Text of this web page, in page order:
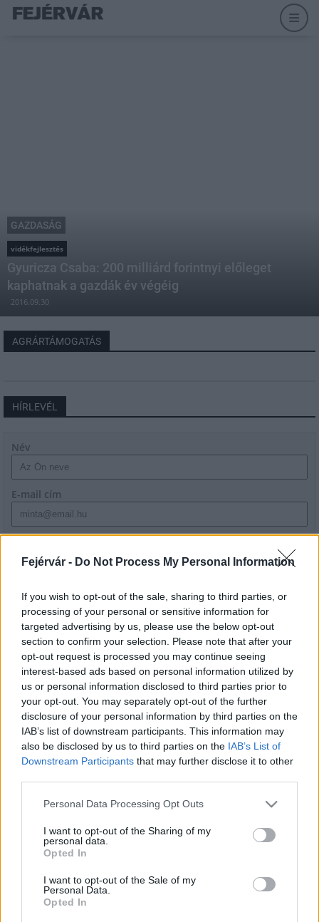
Fejérvár - Do Not Process My Personal Information
If you wish to opt-out of the sale, sharing to third parties, or
processing of your personal or sensitive information for
targeted advertising by us, please use the below opt-out
section to confirm your selection. Please note that after your
opt-out request is processed you may continue seeing
interest-based ads based on personal information utilized by
us or personal information disclosed to third parties prior to
your opt-out. You may separately opt-out of the further
disclosure of your personal information by third parties on the
IAB’s list of downstream participants. This information may
also be disclosed by us to third parties on the IAB’s List of
Downstream Participants that may further disclose it to other
Please note that this website/app uses one or more Google
not limited to your visit or usage behaviour. You may click to
grant or deny consent to Google and its third-party tags to
use your data for below specified purposes in below Google
consent section.
Personal Data Processing Opt Outs
I want to opt-out of the Sharing of my
personal data.
Opted In
I want to opt-out of the Sale of my
Personal Data.
Opted In
GAZDASÁG
vidékfejlesztés
Gyuricza Csaba: 200 milliárd forintnyi előleget
kaphatnak a gazdák év végéig
2016.09.30
AGRÁRTÁMOGATÁS
HÍRLEVÉL
Név
E-mail cím
szabályzatot!
LEGFRISSEBB
Országos hírek
Nem az üres, hanem az okosan működő
épület energiatakarékos
Országos hírek
Megérkezett az eső a Duna vízgyűjtőjére
mérföldköve a felülvizsgálat
árnyékában?